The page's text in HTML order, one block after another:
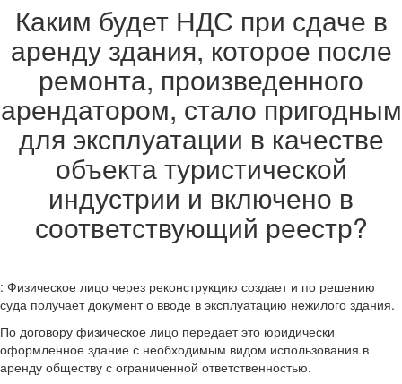
Каким будет НДС при сдаче в
аренду здания, которое после
ремонта, произведенного
арендатором, стало пригодным
для эксплуатации в качестве
объекта туристической
индустрии и включено в
соответствующий реестр?
: Физическое лицо через реконструкцию создает и по решению
суда получает документ о вводе в эксплуатацию нежилого здания.
По договору физическое лицо передает это юридически
оформленное здание с необходимым видом использования в
аренду обществу с ограниченной ответственностью.